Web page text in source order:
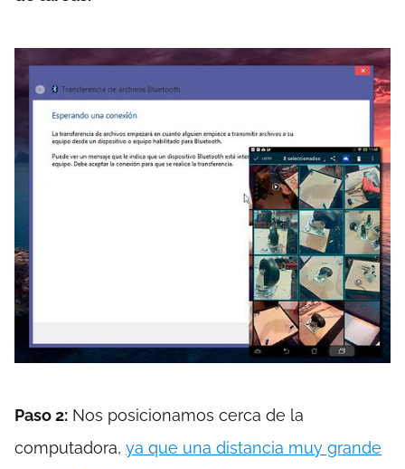
Paso 2: Nos posicionamos cerca de la
computadora, ya que una distancia muy grande